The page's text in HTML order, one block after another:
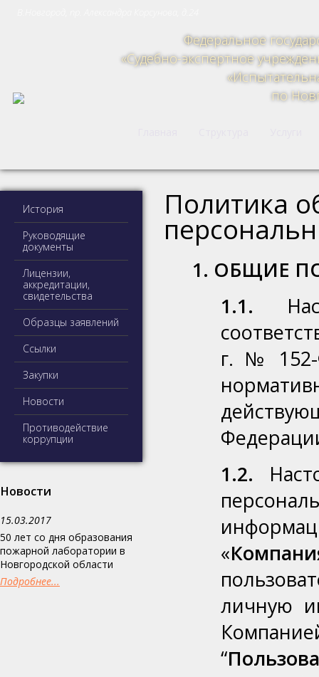
Федеральное
«Судебно-экспертное
по
История
Руководящие
документы
Лицензии,
аккредитации,
свидетельства
Образцы заявлений
Ссылки
Закупки
Новости
Противодействие
коррупции
Новости
15.03.2017
50 лет со дня образования
пожарной лаборатории в
Новгородской области
Подробнее...
Политика
1. ОБЩИЕ
1.1.
г. №
1.2.
«
личную
“